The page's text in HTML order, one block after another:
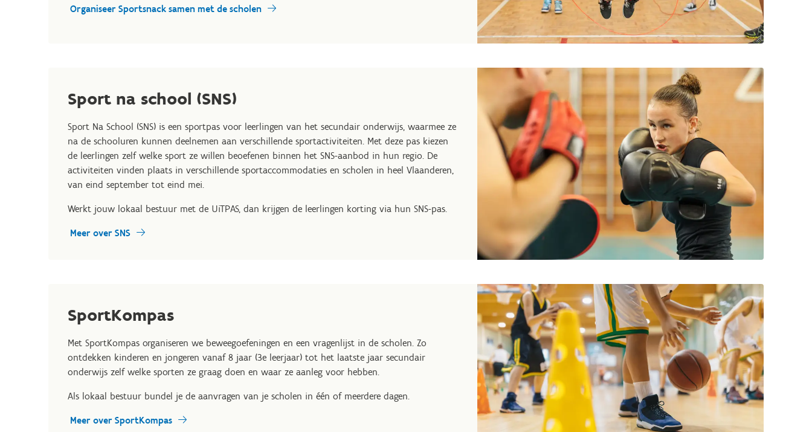
Organiseer Sportsnack samen met de scholen
Sport na school (SNS)
Sport Na School (SNS) is een sportpas voor leerlingen van het secundair onderwijs, waarmee ze
na de schooluren kunnen deelnemen aan verschillende sportactiviteiten. Met deze pas kiezen
de leerlingen zelf welke sport ze willen beoefenen binnen het SNS-aanbod in hun regio. De
activiteiten vinden plaats in verschillende sportaccommodaties en scholen in heel Vlaanderen,
van eind september tot eind mei.
Werkt jouw lokaal bestuur met de UiTPAS, dan krijgen de leerlingen korting via hun SNS-pas.
Meer over SNS
SportKompas
Met SportKompas organiseren we beweegoefeningen en een vragenlijst in de scholen. Zo
ontdekken kinderen en jongeren vanaf 8 jaar (3e leerjaar) tot het laatste jaar secundair
onderwijs zelf welke sporten ze graag doen en waar ze aanleg voor hebben.
Als lokaal bestuur bundel je de aanvragen van je scholen in één of meerdere dagen.
Meer over SportKompas